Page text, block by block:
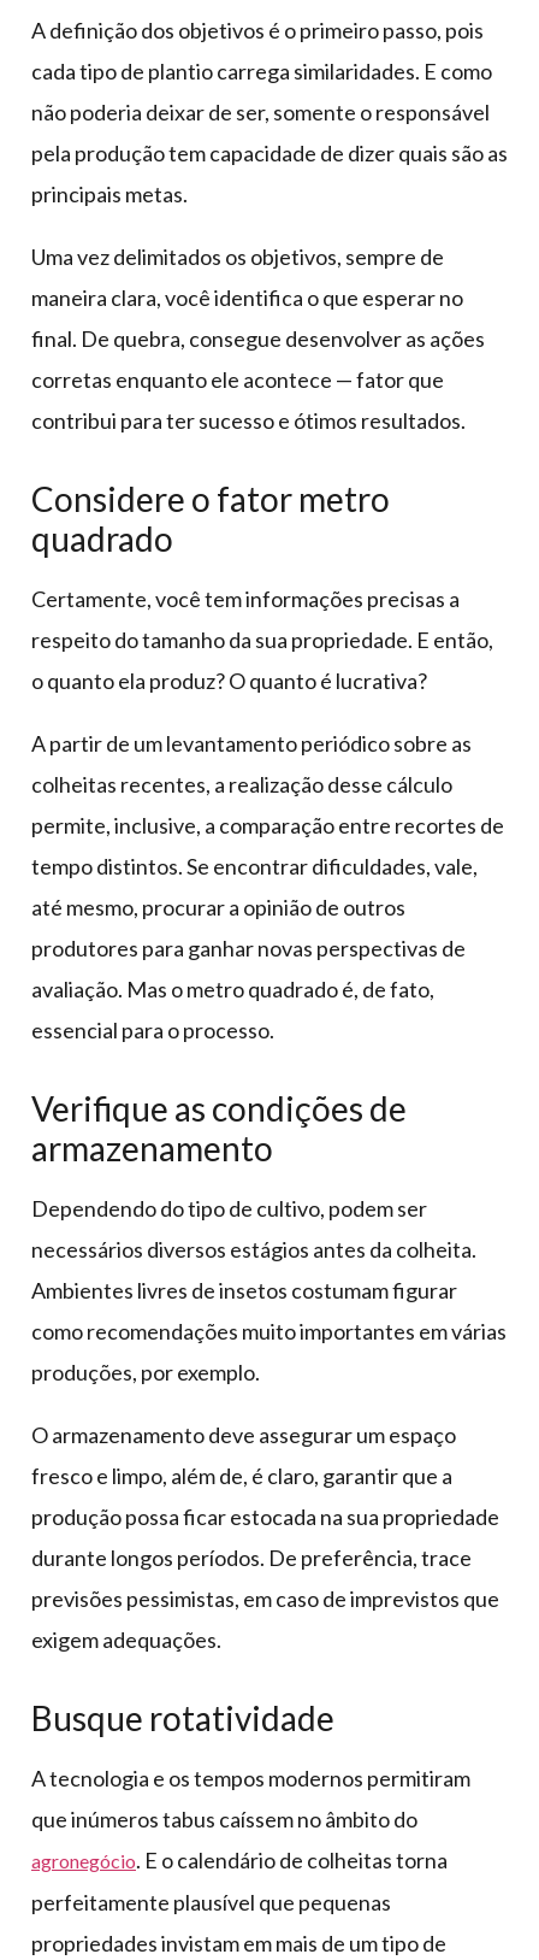
A definição dos objetivos é o primeiro passo, pois
cada tipo de plantio carrega similaridades. E como
não poderia deixar de ser, somente o responsável
pela produção tem capacidade de dizer quais são as
principais metas.
Uma vez delimitados os objetivos, sempre de
maneira clara, você identifica o que esperar no
final. De quebra, consegue desenvolver as ações
corretas enquanto ele acontece — fator que
contribui para ter sucesso e ótimos resultados.
Considere o fator metro
quadrado
Certamente, você tem informações precisas a
respeito do tamanho da sua propriedade. E então,
o quanto ela produz? O quanto é lucrativa?
A partir de um levantamento periódico sobre as
colheitas recentes, a realização desse cálculo
permite, inclusive, a comparação entre recortes de
tempo distintos. Se encontrar dificuldades, vale,
até mesmo, procurar a opinião de outros
produtores para ganhar novas perspectivas de
avaliação. Mas o metro quadrado é, de fato,
essencial para o processo.
Verifique as condições de
armazenamento
Dependendo do tipo de cultivo, podem ser
necessários diversos estágios antes da colheita.
Ambientes livres de insetos costumam figurar
como recomendações muito importantes em várias
produções, por exemplo.
O armazenamento deve assegurar um espaço
fresco e limpo, além de, é claro, garantir que a
produção possa ficar estocada na sua propriedade
durante longos períodos. De preferência, trace
previsões pessimistas, em caso de imprevistos que
exigem adequações.
Busque rotatividade
A tecnologia e os tempos modernos permitiram
que inúmeros tabus caíssem no âmbito do
agronegócio. E o calendário de colheitas torna
perfeitamente plausível que pequenas
propriedades invistam em mais de um tipo de